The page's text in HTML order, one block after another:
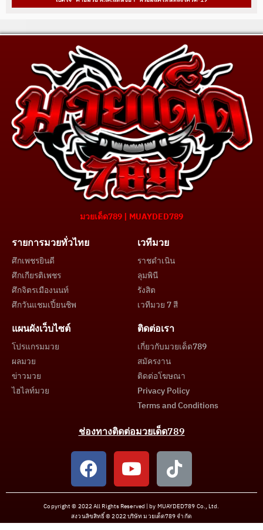
มวยเด็ด789 | MUAYDED789
รายการมวยทั่วไทย
ศึกเพชรยินดี
ศึกเกียรติเพชร
ศึกจิตรเมืองนนท์
ศึกวันแชมเปี้ยนชิพ
เวทีมวย
ราชดำเนิน
ลุมพินี
รังสิต
เวทีมวย 7 สี
แผนผังเว็บไซต์
โปรแกรมมวย
ผลมวย
ข่าวมวย
ไฮไลท์มวย
ติดต่อเรา
เกี่ยวกับมวยเด็ด789
สมัครงาน
ติดต่อโฆษณา
Privacy Policy
Terms and Conditions
ช่องทางติดต่อมวยเด็ด789
Copyright © 2022 All Rights Reserved | by MUAYDED789 Co., Ltd.
สงวนลิขสิทธิ์ © 2022 บริษัท มวยเด็ด789 จำกัด